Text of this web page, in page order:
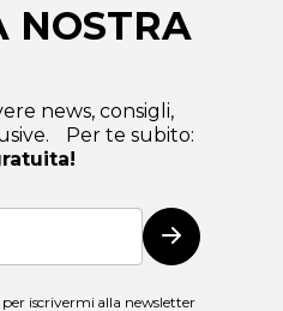
NOSTRA
news, consigli,
Per te subito:
Iscriviti
iscrivermi alla newsletter